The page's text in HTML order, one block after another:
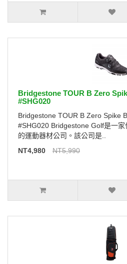
Bridgestone TOUR B Zero
#SHG020
Bridgestone TOUR B Zero Spike
#SHG020 Bridgestone Golf是一
的運動器材公司。該公司是..
NT4,980
NT5,990